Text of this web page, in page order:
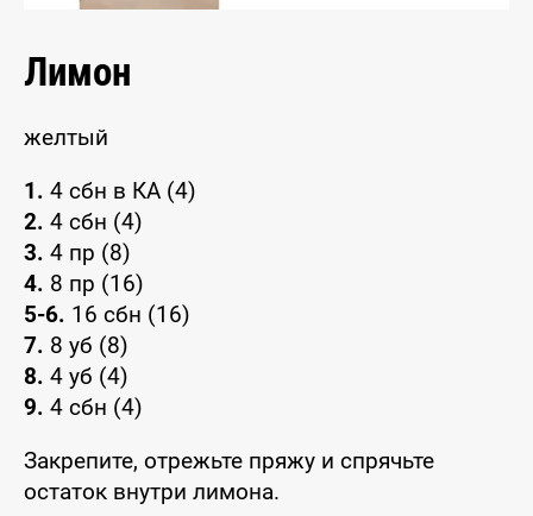
Лимон
желтый
1. 4 сбн в КА (4)
2. 4 сбн (4)
3. 4 пр (8)
4. 8 пр (16)
5-6. 16 сбн (16)
7. 8 уб (8)
8. 4 уб (4)
9. 4 сбн (4)
Закрепите, отрежьте пряжу и спрячьте
остаток внутри лимона.